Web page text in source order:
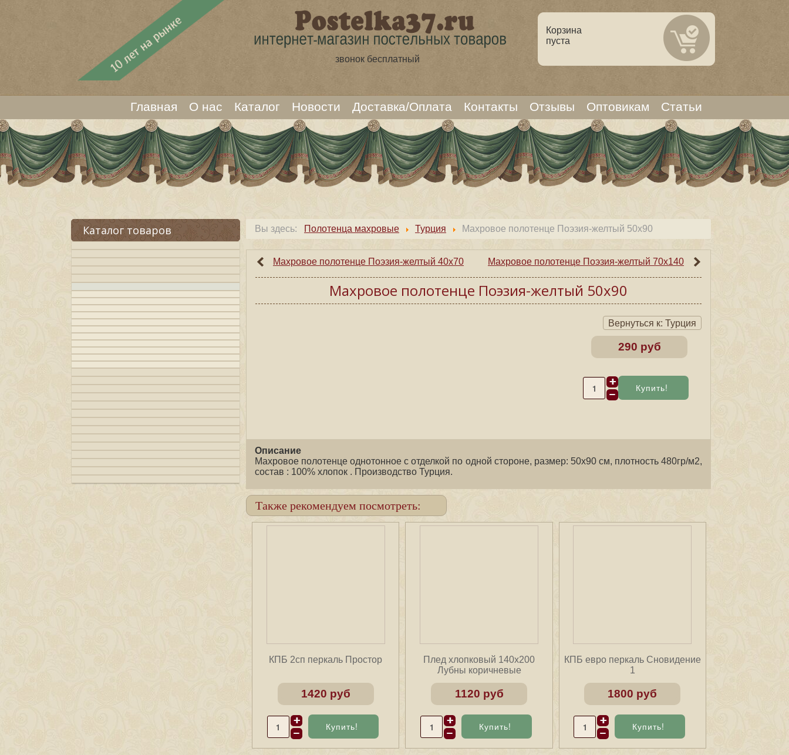
звонок бесплатный
Корзина
пуста
Главная О нас Каталог Новости Доставка/Оплата Контакты Отзывы Оптовикам Статьи
Каталог товаров Вы здесь: Полотенца махровые Турция Махровое полотенце Поэзия-желтый 50х90
Махровое полотенце Поэзия-желтый 40х70 Махровое полотенце Поэзия-желтый 70х140
Махровое полотенце Поэзия-желтый 50х90
Вернуться к: Турция
290 руб
Описание
Махровое полотенце однотонное с отделкой по одной стороне, размер: 50х90 см, плотность 480гр/м2,
состав : 100% хлопок . Производство Турция.
Также рекомендуем посмотреть:
КПБ 2сп перкаль Простор
1420 руб
Плед хлопковый 140х200
Лубны коричневые
1120 руб
КПБ евро перкаль Сновидение
1
1800 руб